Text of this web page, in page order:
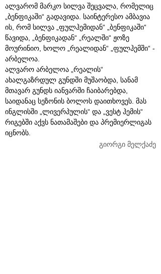
ალვარომ მარკო სილვა შეცვალა, რომელიც
„ბენფიკაში“ გადავიდა. საინტერესო ამბავია
ის, რომ სილვა „ფულჰემიდან“ „ბენფიკაში“
წავიდა, „ბენფიკადან“ „რეალში“ ჟოზე
მოურინიო, ხოლო „რეალიდან“ „ფულჰემში“ -
არბელოა.
ალვარო არბელოა „რეალის“
ახალგაზრდულ გუნდში მუშაობდა, სანამ
მთავარ გუნდს იანვარში ჩაიბარებდა,
საიდანაც სეზონის ბოლოს დაითხოვეს. მას
ინგლისში „ლივერპულის“ და „ვესტ ჰემის“
რიგებში აქვს ნათამაშები და პრემიერლიგას
იცნობს.
გიორგი მელქაძე